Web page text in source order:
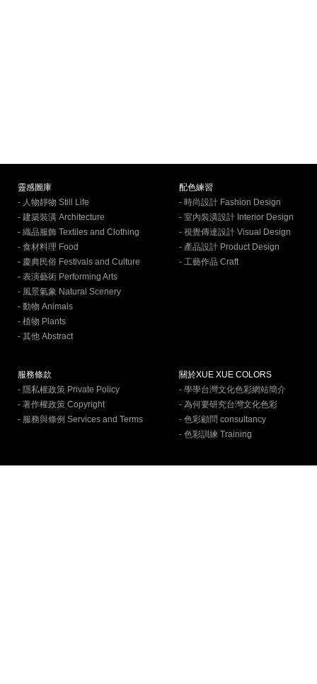
靈感圖庫
- 人物靜物 Still Life
- 建築裝潢 Architecture
- 織品服飾 Textiles and Clothing
- 食材料理 Food
- 慶典民俗 Festivals and Culture
- 表演藝術 Performing Arts
- 風景氣象 Natural Scenery
- 動物 Animals
- 植物 Plants
- 其他 Abstract
配色練習
- 時尚設計 Fashion Design
- 室內裝潢設計 Interior Design
- 視覺傳達設計 Visual Design
- 產品設計 Product Design
- 工藝作品 Craft
服務條款
- 隱私權政策 Private Policy
- 著作權政策 Copyright
- 服務與條例 Services and Terms
關於XUE XUE COLORS
- 學學台灣文化色彩網站簡介
- 為何要研究台灣文化色彩
- 色彩顧問 consultancy
- 色彩訓練 Training